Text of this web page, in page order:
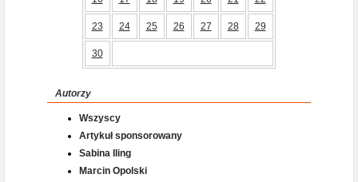
23 24 25 26 27 28 29
30
Autorzy
Wszyscy
Artykuł sponsorowany
Sabina Iling
Marcin Opolski